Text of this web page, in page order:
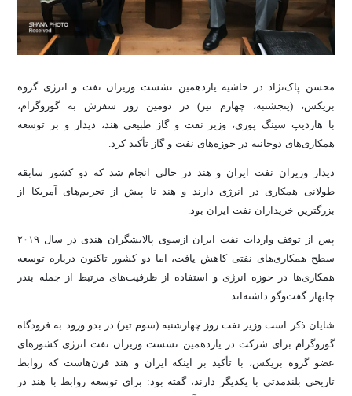
محسن پاک‌نژاد در حاشیه یازدهمین نشست وزیران نفت و انرژی گروه
بریکس، (پنجشنبه، چهارم تیر) در دومین روز سفرش به گوروگرام،
با هاردیپ سینگ پوری، وزیر نفت و گاز طبیعی هند، دیدار و بر توسعه
همکاری‌های دوجانبه در حوزه‌های نفت و گاز تأکید کرد.
دیدار وزیران نفت ایران و هند در حالی انجام شد که دو کشور سابقه
طولانی همکاری در انرژی دارند و هند تا پیش از تحریم‌های آمریکا از
بزرگترین خریداران نفت ایران بود.
پس از توقف واردات نفت ایران ازسوی پالایشگران هندی در سال ۲۰۱۹
سطح همکاری‌های نفتی کاهش یافت، اما دو کشور تاکنون درباره توسعه
همکاری‌ها در حوزه انرژی و استفاده از ظرفیت‌های مرتبط از جمله بندر
چابهار گفت‌وگو داشته‌اند.
شایان ذکر است وزیر نفت روز چهارشنبه (سوم تیر) در بدو ورود به فرودگاه
گوروگرام برای شرکت در یازدهمین نشست وزیران نفت انرژی کشورهای
عضو گروه بریکس، با تأکید بر اینکه ایران و هند قرن‌هاست که روابط
تاریخی بلندمدتی با یکدیگر دارند، گفته بود: برای توسعه روابط با هند در